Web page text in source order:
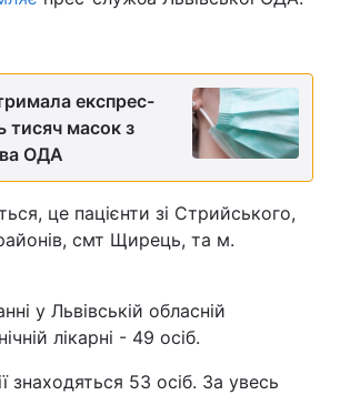
експрес-
тисяч масок з
ОДА
це пацієнти зі Стрийського,
смт Щирець, та м.
у Львівській обласній
лікарні - 49 осіб.
знаходяться 53 осіб. За увесь